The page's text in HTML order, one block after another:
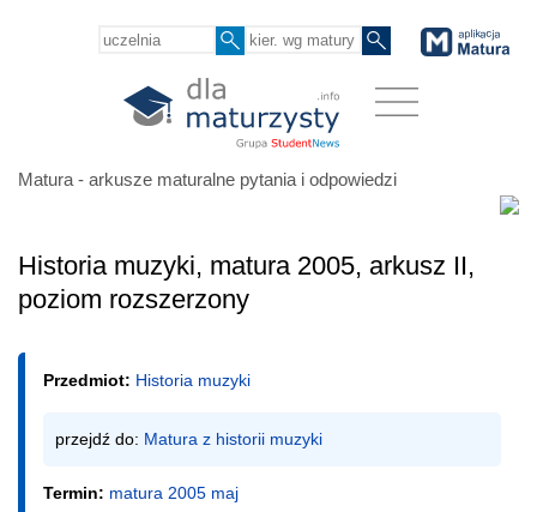
Matura - arkusze maturalne pytania i odpowiedzi
Historia muzyki, matura 2005, arkusz II,
poziom rozszerzony
Przedmiot: Historia muzyki
przejdź do: Matura z historii muzyki
Termin: matura 2005 maj